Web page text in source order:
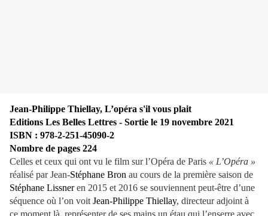
Jean-Philippe Thiellay, L’opéra s'il vous plait
Editions Les Belles Lettres - Sortie le 19 novembre 2021
ISBN : 978-2-251-45090-2
Nombre de pages 224
Celles et ceux qui ont vu le film sur l’Opéra de Paris « L’Opéra »
réalisé par Jean-Stéphane Bron au cours de la première saison de
Stéphane Lissneren 2015 et 2016 se souviennent peut-être d’une
séquence où l’on voit Jean-Philippe Thiellay, directeur adjoint à